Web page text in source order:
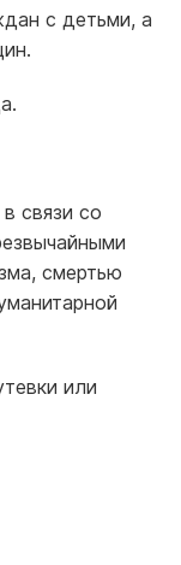
с детьми, а
связи со
смертью
или